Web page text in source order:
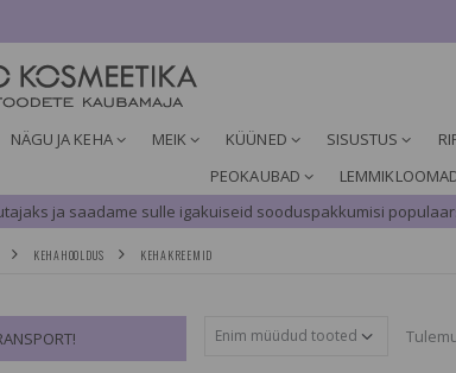
NÄGU JA KEHA MEIK KÜÜNED SISUSTUS
PEOKAUBAD
ja saadame sulle igakuiseid sooduspakkumisi
KEHAHOOLDUS KEHAKREEMID